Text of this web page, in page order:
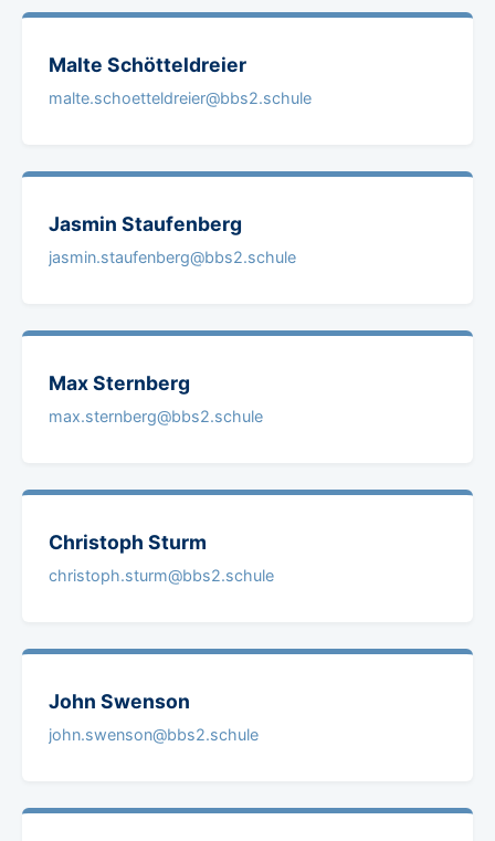
Malte Schötteldreier
malte.schoetteldreier@bbs2.schule
Jasmin Staufenberg
jasmin.staufenberg@bbs2.schule
MaxSternberg
max.sternberg@bbs2.schule
Christoph Sturm
christoph.sturm@bbs2.schule
John Swenson
john.swenson@bbs2.schule